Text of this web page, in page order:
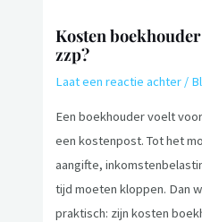
Kosten
zzp?
Laat een reactie achter /
Een boekhouder voelt
een kostenpost. Tot het
aangifte,
tijd moeten kloppen. Dan
praktisch: zijn kosten